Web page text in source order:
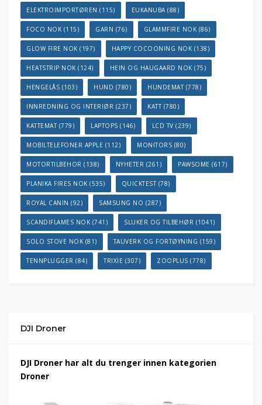
ELEKTROIMPORTØREN (115) EUKANUBA(88)
FOCO NOK (115) GARN (76) GLAMMFIRE NOK (86)
GLOW FIRE NOK (197) HAPPY COCOONING NOK (138)
HEATSTRIP NOK (124) HEIN OG HAUGAARD NOK (75)
HENGELÅS (103) HUND (780) HUNDEMAT(778)
INNREDNING OG INTERIØR (237) KATT(780)
KATTEMAT(779) LAPTOPS (146) LCD TV (239)
MOBILTELEFONER APPLE (112) MONITORS (80)
MOTORTILBEHOR (138) NYHETER (261) PAWSOME (617)
PLANIKA FIRES NOK (535) QUICKTEST(78)
ROYAL CANIN (92) SAMSUNG NO (287)
SCANDIFLAMES NOK (741) SLUKER OG TILBEHØR (1041)
SOLO STOVE NOK (81) TAUVERK OG FORTØYNING (159)
TENNPLUGGER (84) TRIXIE (307) ZOOPLUS (778)
DJI Droner
DJI Droner har alt du trenger innen kategorien
Droner